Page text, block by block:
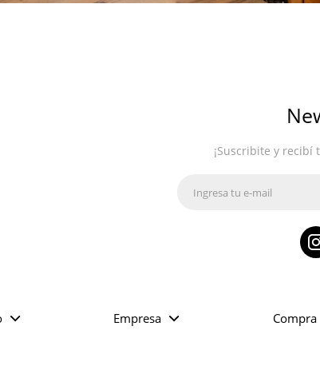
Empresa Compra
¡Suscribite y recibí